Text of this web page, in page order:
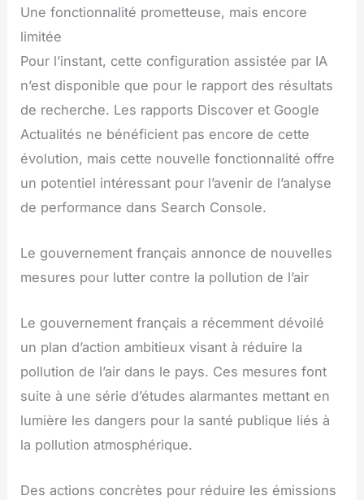
Une fonctionnalité prometteuse, mais encore
limitée
Pour l’instant, cette configuration assistée par IA
n’est disponible que pour le rapport des résultats
de recherche. Les rapports Discover et Google
Actualités ne bénéficient pas encore de cette
évolution, mais cette nouvelle fonctionnalité offre
un potentiel intéressant pour l’avenir de l’analyse
de performance dans Search Console.
Le gouvernement français annonce de nouvelles
mesures pour lutter contre la pollution de l’air
Le gouvernement français a récemment dévoilé
un plan d’action ambitieux visant à réduire la
pollution de l’air dans le pays. Ces mesures font
suite à une série d’études alarmantes mettant en
lumière les dangers pour la santé publique liés à
la pollution atmosphérique.
Des actions concrètes pour réduire les émissions